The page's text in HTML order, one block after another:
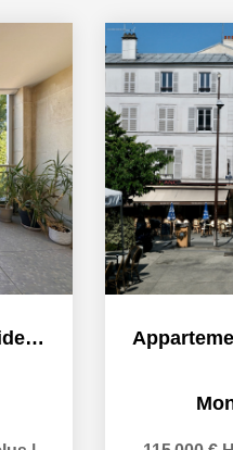
Appartement dans résidence de standing limite Enghien